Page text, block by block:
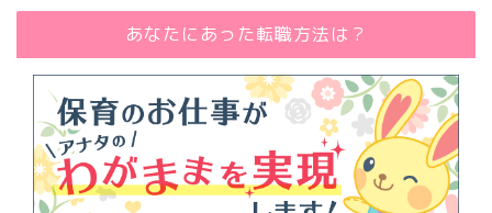
あなたにあった転職方法は？